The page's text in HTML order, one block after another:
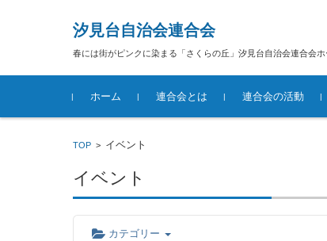
汐見台自治会連合会
春には街がピンクに染まる「さくらの丘」汐見台自治会連合会ホ
コンテンツに移動
ホーム
連合会とは 連合会の活動
TOP > イベント
イベント
カテゴリー
02:00
05:00
06:00